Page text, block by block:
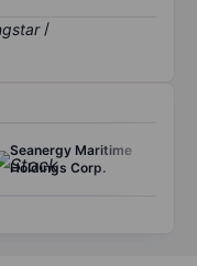
/
Seanergy Maritime
Holdings Corp.